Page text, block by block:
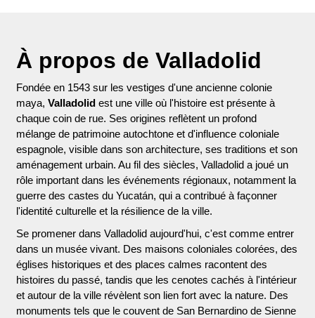
À propos de Valladolid
Fondée en 1543 sur les vestiges d'une ancienne colonie
maya,Valladolid est une ville où l'histoire est présente à
chaque coin de rue. Ses origines reflètent un profond
mélange de patrimoine autochtone et d'influence coloniale
espagnole, visible dans son architecture, ses traditions et son
aménagement urbain. Au fil des siècles, Valladolid a joué un
rôle important dans les événements régionaux, notamment la
guerre des castes du Yucatán, qui a contribué à façonner
l'identité culturelle et la résilience de la ville.
Se promener dans Valladolid aujourd'hui, c'est comme entrer
dans un musée vivant. Des maisons coloniales colorées, des
églises historiques et des places calmes racontent des
histoires du passé, tandis que les cenotes cachés à l'intérieur
et autour de la ville révèlent son lien fort avec la nature. Des
monuments tels que le couvent de San Bernardino de Sienne